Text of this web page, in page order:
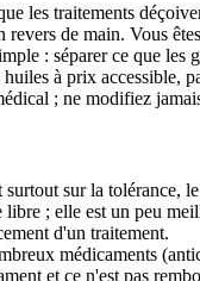
les traitements
de main. Vous
: séparer ce que les
à prix accessible,
; ne modifiez
sur la tolérance,
; elle est un peu
d'un traitement.
médicaments
et ce n'est pas